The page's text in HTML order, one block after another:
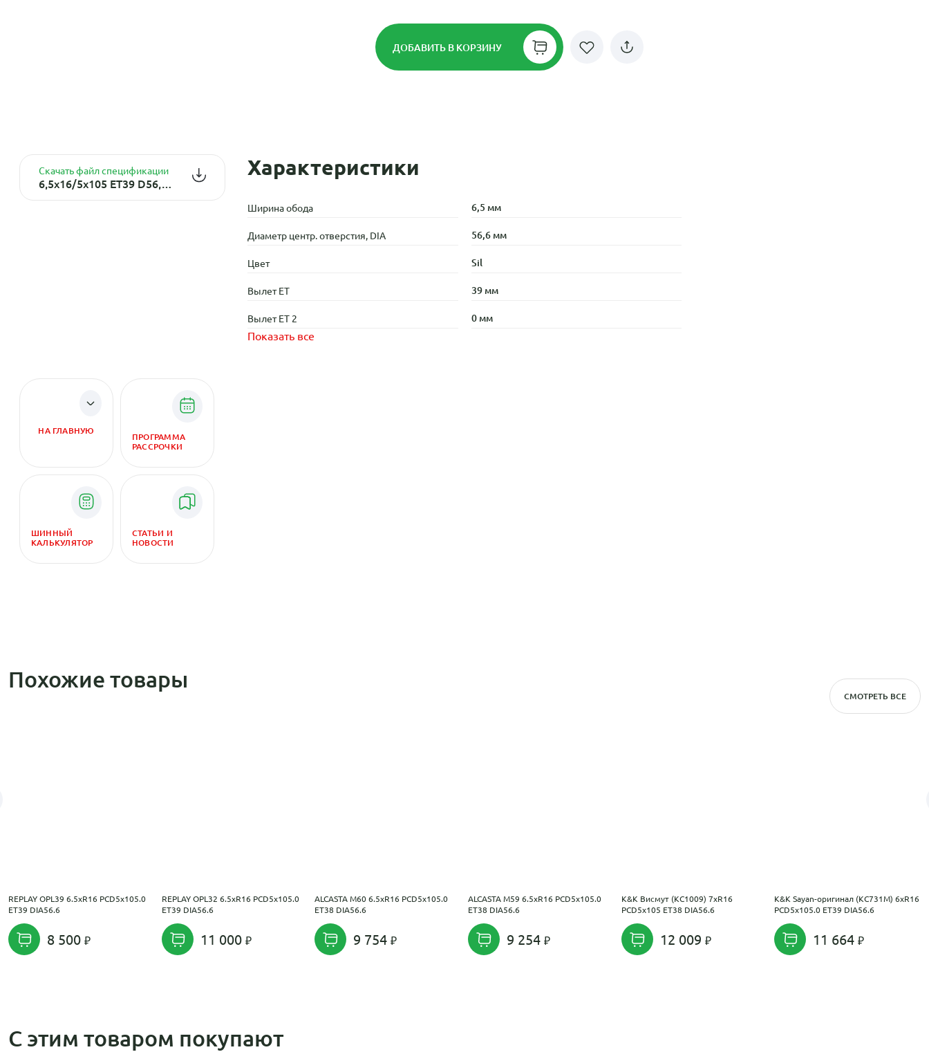
ДОБАВИТЬ В КОРЗИНУ
Скачать файл спецификации
6,5x16/5x105 ET39 D56,6 OPL40 Sil (конус, C570)
Характеристики
Ширина обода 6,5 мм
Диаметр центр. отверстия, DIA 56,6 мм
Цвет Sil
Вылет ET 39 мм
Вылет ET 2 0 мм
Показать все
НА ГЛАВНУЮ
ПРОГРАММА
РАССРОЧКИ
ШИННЫЙ
КАЛЬКУЛЯТОР
СТАТЬИ И
НОВОСТИ
Похожие товары
СМОТРЕТЬ ВСЕ
REPLAY OPL39 6.5xR16 PCD5x105.0
ET39 DIA56.6
8 500
REPLAY OPL32 6.5xR16 PCD5x105.0
ET39 DIA56.6
11 000
ALCASTA M60 6.5xR16 PCD5x105.0
ET38 DIA56.6
9 754
ALCASTA M59 6.5xR16 PCD5x105.0
ET38 DIA56.6
9 254
K&K Висмут (КС1009) 7xR16
PCD5x105 ET38 DIA56.6
12 009
K&K Sayan-оригинал (КС731M) 6xR16
PCD5x105.0 ET39 DIA56.6
11 664
С этим товаром покупают